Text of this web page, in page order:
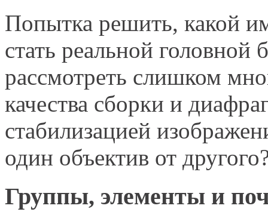
Попытка решить, какой
стать реальной
рассмотреть слишком
качества сборки и
стабилизацией
один объектив от
Группы, элементы и